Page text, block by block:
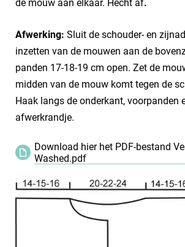
de mouw aan elkaar. Hecht af.
Afwerking: Sluit de schouder- en
inzetten van de mouwen aan de
panden 17-18-19 cm open. Zet de
midden van de mouw komt tegen de
Haak langs de onderkant, voorpanden
afwerkrandje.
Download hier het PDF-bestand
Washed.pdf